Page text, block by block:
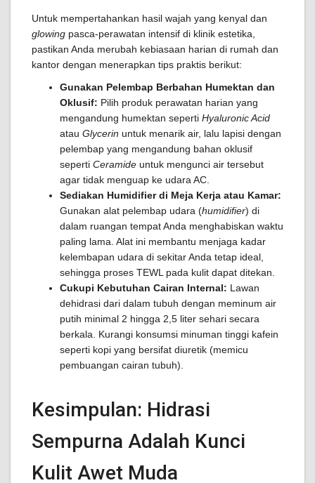
Untuk mempertahankan hasil wajah yang kenyal dan
glowing pasca-perawatan intensif di klinik estetika,
pastikan Anda merubah kebiasaan harian di rumah dan
kantor dengan menerapkan tips praktis berikut:
Gunakan Pelembap Berbahan Humektan dan
Oklusif: Pilih produk perawatan harian yang
mengandung humektan seperti Hyaluronic Acid
atau Glycerin untuk menarik air, lalu lapisi dengan
pelembap yang mengandung bahan oklusif
seperti Ceramide untuk mengunci air tersebut
agar tidak menguap ke udara AC.
Sediakan Humidifier di Meja Kerja atau Kamar:
Gunakan alat pelembap udara (humidifier) di
dalam ruangan tempat Anda menghabiskan waktu
paling lama. Alat ini membantu menjaga kadar
kelembapan udara di sekitar Anda tetap ideal,
sehingga proses TEWL pada kulit dapat ditekan.
Cukupi Kebutuhan Cairan Internal: Lawan
dehidrasi dari dalam tubuh dengan meminum air
putih minimal 2 hingga 2,5 liter sehari secara
berkala. Kurangi konsumsi minuman tinggi kafein
seperti kopi yang bersifat diuretik (memicu
pembuangan cairan tubuh).
Kesimpulan: Hidrasi
Sempurna Adalah Kunci
Kulit Awet Muda